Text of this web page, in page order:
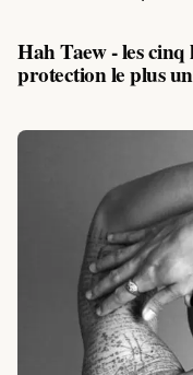
Hah Taew - les cinq
protection le plus